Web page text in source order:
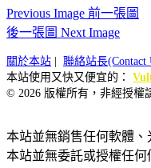
Previous Image 前一張圖
後一張圖 Next Image
關於本站 聯絡站長(Contact
本站使用又快又便宜的：
© 2026 版權所有，非經授權
本站並無銷售任何軟體、
本站並無委託或授權任